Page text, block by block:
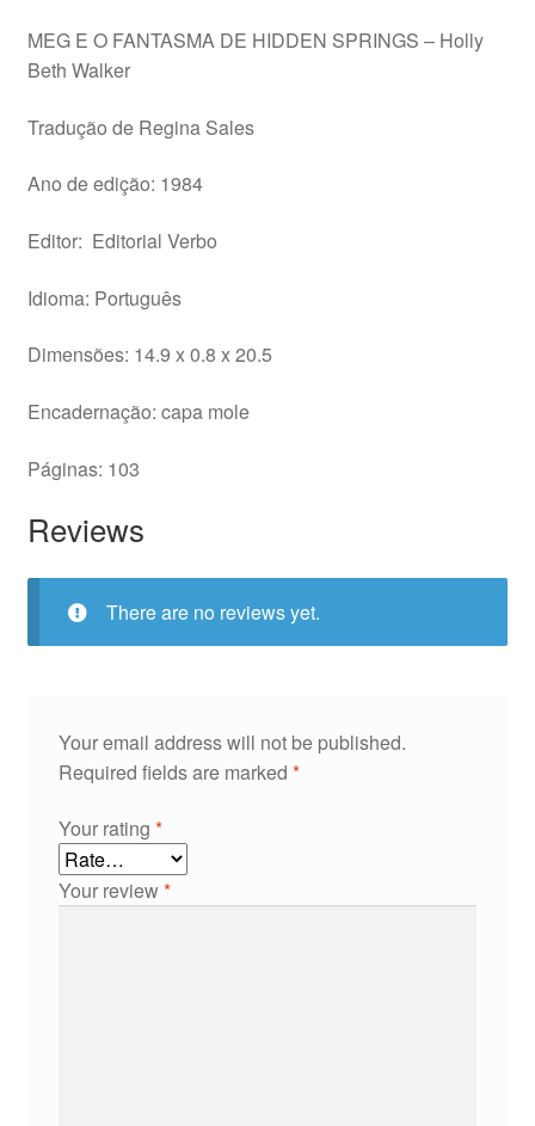
MEG E O FANTASMA DE HIDDEN SPRINGS – Holly
Beth Walker
Tradução de Regina Sales
Ano de edição: 1984
Editor: Editorial Verbo
Idioma: Português
Dimensões: 14.9 x 0.8 x 20.5
Encadernação: capa mole
Páginas: 103
Reviews
There are no reviews yet.
Your email address will not be published.
Required fields are marked *
Your rating *
Your review*